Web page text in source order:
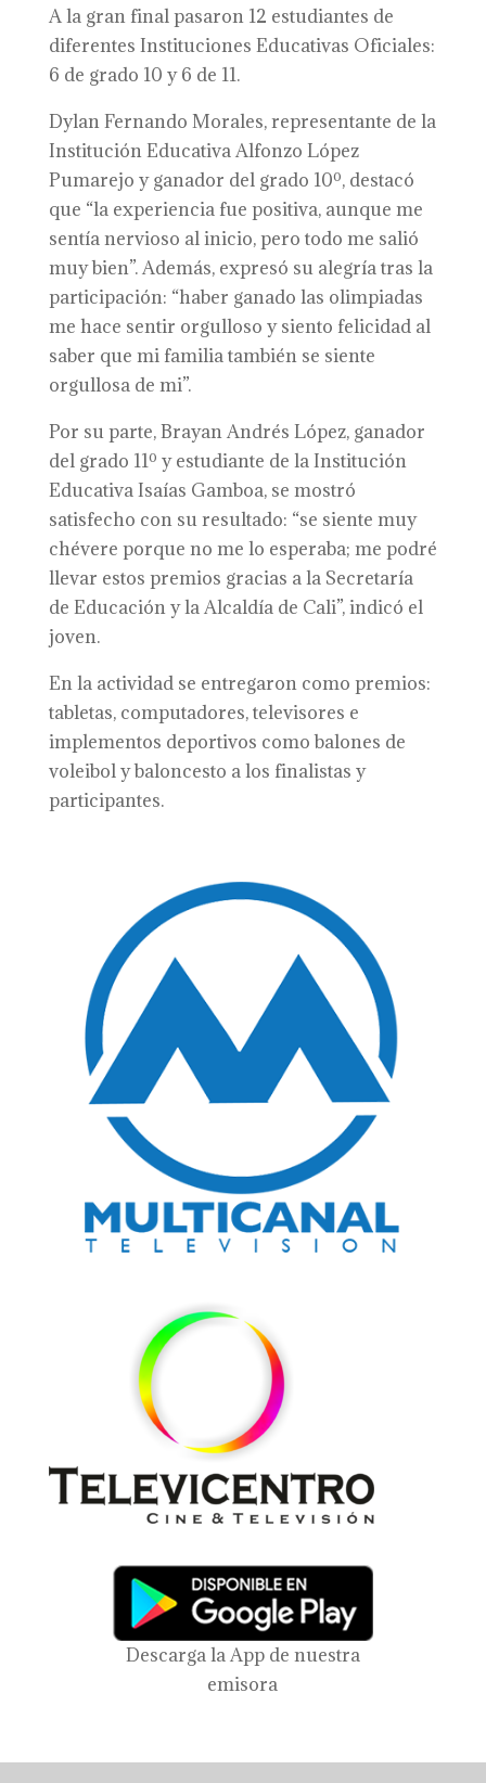
A la gran final pasaron 12 estudiantes de
diferentes Instituciones Educativas Oficiales:
6 de grado 10 y 6 de 11.
Dylan Fernando Morales, representante de la
Institución Educativa Alfonzo López
Pumarejo y ganador del grado 10º, destacó
que “la experiencia fue positiva, aunque me
sentía nervioso al inicio, pero todo me salió
muy bien”. Además, expresó su alegría tras la
participación: “haber ganado las olimpiadas
me hace sentir orgulloso y siento felicidad al
saber que mi familia también se siente
orgullosa de mi”.
Por su parte, Brayan Andrés López, ganador
del grado 11º y estudiante de la Institución
Educativa Isaías Gamboa, se mostró
satisfecho con su resultado: “se siente muy
chévere porque no me lo esperaba; me podré
llevar estos premios gracias a la Secretaría
de Educación y la Alcaldía de Cali”, indicó el
joven.
En la actividad se entregaron como premios:
tabletas, computadores, televisores e
implementos deportivos como balones de
voleibol y baloncesto a los finalistas y
participantes.
Descarga la App de nuestra
emisora